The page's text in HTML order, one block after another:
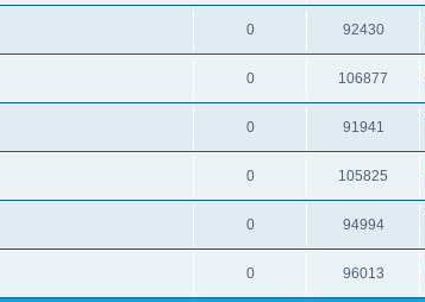
0 92430
0 106877
0 91941
0 105825
0 94994
0 96013